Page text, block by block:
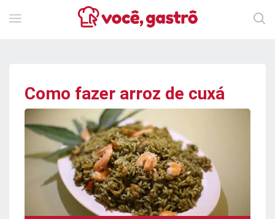
Como fazer arroz de cuxá